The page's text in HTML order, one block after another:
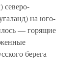
на юго-
— горящие
берега